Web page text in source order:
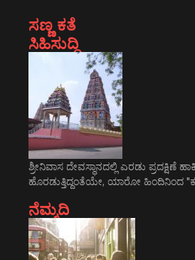
ಸಣ್ಣ ಕತೆ
ಸಿಹಿಸುದ್ದಿ
ಶ್ರೀನಿವಾಸ ದೇವಸ್ಥಾನದಲ್ಲಿ ಎರಡು ಪ್ರದಕ್ಷಿಣೆ
ಹೊರಡುತ್ತಿದ್ದಂತೆಯೇ, ಯಾರೋ ಹಿಂದಿನಿಂದ
ನೆಮ್ಮದಿ